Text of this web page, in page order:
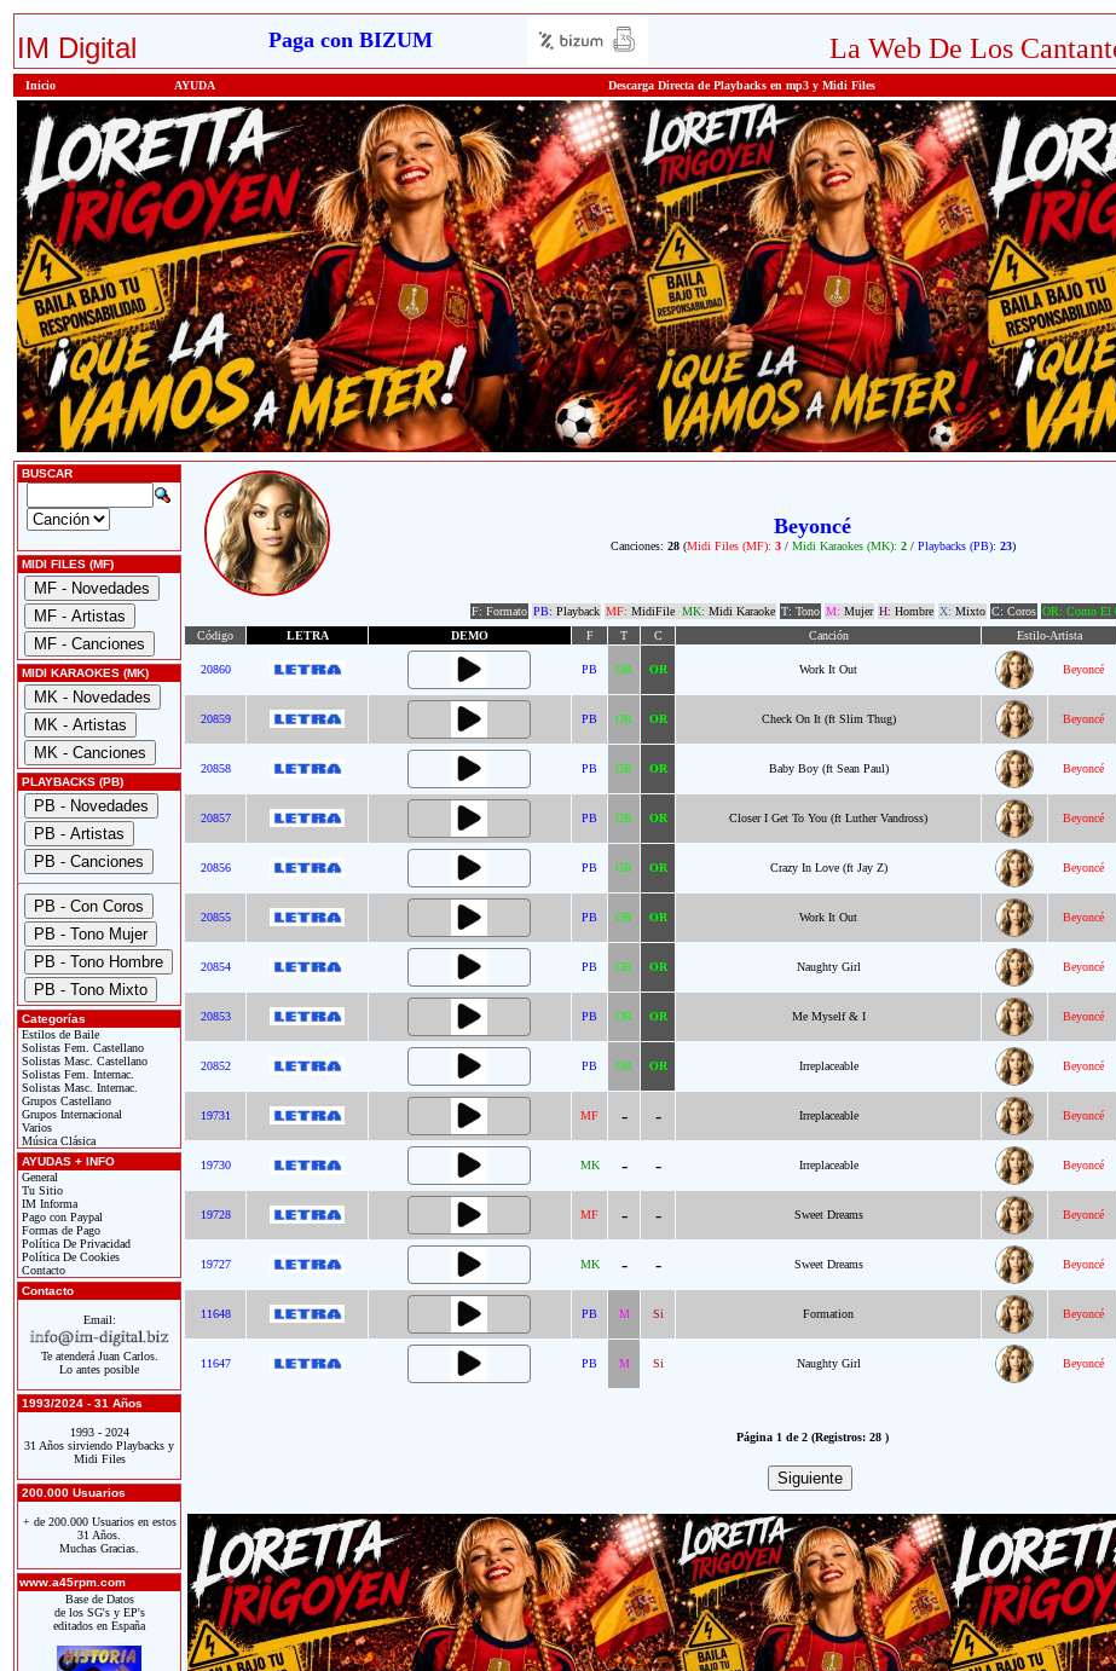
IM Digital Paga con BIZUM La Web De Los
Inicio AYUDA Descarga Directa de Playbacks en mp3 y Midi Files
BUSCAR
MIDI FILES (MF)
MIDI KARAOKES (MK)
PLAYBACKS (PB)
Categorías
Estilos de Baile
Solistas Fem. Castellano
Solistas Masc. Castellano
Solistas Fem. Internac.
Solistas Masc. Internac.
Grupos Castellano
Grupos Internacional
Varios
Música Clásica
AYUDAS + INFO
General
Tu Sitio
IM Informa
Pago con Paypal
Formas de Pago
Política De Privacidad
Política De Cookies
Contacto
Contacto
Email:
Te atenderá Juan Carlos.
Lo antes posible
1993/2024 - 31 Años
1993 - 2024
31 Años sirviendo Playbacks y
Midi Files
200.000 Usuarios
+ de 200.000 Usuarios en estos
31 Años.
Muchas Gracias.
www.a45rpm.com
Base de Datos
de los SG's y EP's
editados en España
Beyoncé
Canciones: 28(Midi Files (MF): 3/Midi Karaokes (MK): 2/ Playbacks (PB): 23)
F: Formato PB: Playback MF: MidiFile MK: Midi Karaoke T: Tono M: Mujer H: Hombre X: Mixto C: Coros OR: Como El
Código
LETRA DEMO F T C Canción Estilo-Artista
20860 PB OR OR Work It Out Beyoncé
20859 PB OR OR Check On It (ft Slim Thug) Beyoncé
20858 PB OR OR Baby Boy (ft Sean Paul) Beyoncé
20857 PB OR OR Closer I Get To You (ft Luther Vandross) Beyoncé
20856 PB OR OR Crazy In Love (ft Jay Z) Beyoncé
20855 PB OR OR Work It Out Beyoncé
20854 PB OR OR Naughty Girl Beyoncé
20853 PB OR OR Me Myself & I Beyoncé
20852 PB OR OR Irreplaceable Beyoncé
19731 MF - - Irreplaceable Beyoncé
19730 MK - - Irreplaceable Beyoncé
19728 MF - - Sweet Dreams Beyoncé
19727 MK - - Sweet Dreams Beyoncé
11648 PB M Si Formation Beyoncé
11647 PB M Si Naughty Girl Beyoncé
Página 1 de 2 (Registros: 28 )